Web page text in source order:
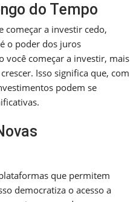
do Tempo
começar a investir cedo,
o poder dos juros
você começar a investir, mais
Isso significa que, com
podem se
que permitem
democratiza o acesso a